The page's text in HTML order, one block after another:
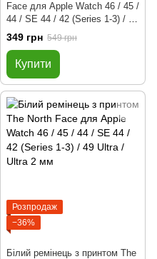
Face для Apple Watch 46 / 45 /
44 / SE 44 / 42 (Series 1-3) / 49
Ultra / Ultra 2
349 грн 549 грн
Купити
Розпродаж
−36%
Білий ремінець з принтом The